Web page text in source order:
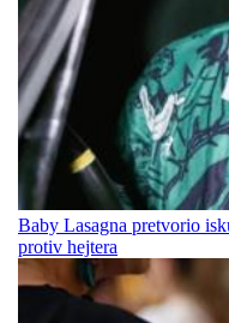
Baby Lasagna pretvorio
protiv hejtera